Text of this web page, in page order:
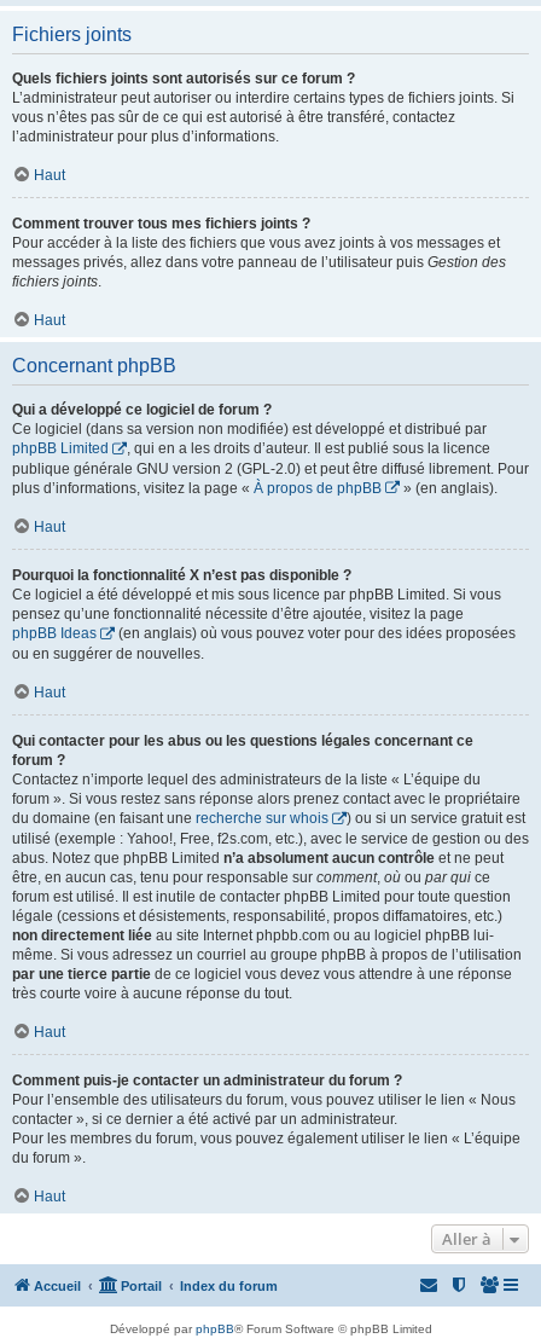
Fichiers joints
Quels fichiers joints sont autorisés sur ce forum ?
L’administrateur peut autoriser ou interdire certains types de fichiers joints. Si
vous n’êtes pas sûr de ce qui est autorisé à être transféré, contactez
l’administrateur pour plus d’informations.
Haut
Comment trouver tous mes fichiers joints ?
Pour accéder à la liste des fichiers que vous avez joints à vos messages et
messages privés, allez dans votre panneau de l’utilisateur puis Gestion des
fichiers joints.
Haut
Concernant phpBB
Qui a développé ce logiciel de forum ?
Ce logiciel (dans sa version non modifiée) est développé et distribué par
phpBB Limited
, qui en a les droits d’auteur. Il est publié sous la licence
publique générale GNU version 2 (GPL-2.0) et peut être diffusé librement. Pour
plus d’informations, visitez la page « À propos de phpBB » (en anglais).
Haut
Pourquoi la fonctionnalité X n’est pas disponible ?
Ce logiciel a été développé et mis sous licence par phpBB Limited. Si vous
pensez qu’une fonctionnalité nécessite d’être ajoutée, visitez la page
phpBB Ideas
(en anglais) où vous pouvez voter pour des idées proposées
ou en suggérer de nouvelles.
Haut
Qui contacter pour les abus ou les questions légales concernant ce
forum ?
Contactez n’importe lequel des administrateurs de la liste « L’équipe du
forum ». Si vous restez sans réponse alors prenez contact avec le propriétaire
du domaine (en faisant une recherche sur whois
) ou si un service gratuit est
utilisé (exemple : Yahoo!, Free, f2s.com, etc.), avec le service de gestion ou des
abus. Notez que phpBB Limited n’a absolument aucun contrôle et ne peut
être, en aucun cas, tenu pour responsable sur comment, où ou par qui ce
forum est utilisé. Il est inutile de contacter phpBB Limited pour toute question
légale (cessions et désistements, responsabilité, propos diffamatoires, etc.)
non directement liée au site Internet phpbb.com ou au logiciel phpBB lui-
même. Si vous adressez un courriel au groupe phpBB à propos de l’utilisation
par une tierce partie de ce logiciel vous devez vous attendre à une réponse
très courte voire à aucune réponse du tout.
Haut
Comment puis-je contacter un administrateur du forum ?
Pour l’ensemble des utilisateurs du forum, vous pouvez utiliser le lien « Nous
contacter », si ce dernier a été activé par un administrateur.
Pour les membres du forum, vous pouvez également utiliser le lien « L’équipe
du forum ».
Haut
Aller à
Accueil Portail Index du forum
Développé parphpBB® Forum Software © phpBB Limited